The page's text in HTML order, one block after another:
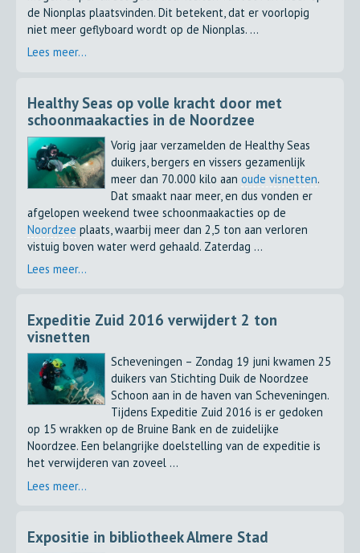
de Nionplas plaatsvinden. Dit betekent, dat er voorlopig
niet meer geflyboard wordt op de Nionplas. ...
Lees meer...
Healthy Seas op volle kracht door met
schoonmaakacties in de Noordzee
Vorig jaar verzamelden de Healthy Seas
duikers, bergers en vissers gezamenlijk
meer dan 70.000 kilo aanoude visnetten.
Dat smaakt naar meer, en dus vonden er
afgelopen weekend twee schoonmaakacties op de
Noordzee plaats, waarbij meer dan 2,5 ton aan verloren
vistuig boven water werd gehaald. Zaterdag ...
Lees meer...
Expeditie Zuid 2016 verwijdert 2 ton
visnetten
Scheveningen – Zondag 19 juni kwamen 25
duikers van Stichting Duik de Noordzee
Schoon aan in de haven van Scheveningen.
Tijdens Expeditie Zuid 2016 is er gedoken
op 15 wrakken op de Bruine Bank en de zuidelijke
Noordzee. Een belangrijke doelstelling van de expeditie is
het verwijderen van zoveel ...
Lees meer...
Expositie in bibliotheek Almere Stad